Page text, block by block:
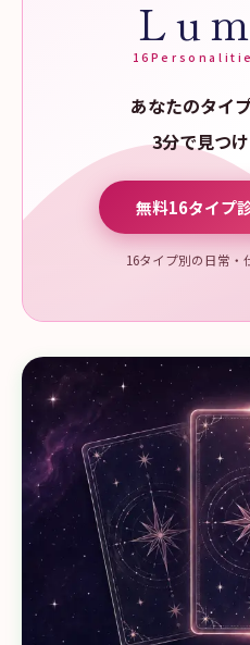
あなたのタイ
3分で見つ
無料16タイプ
16タイプ別の日常・